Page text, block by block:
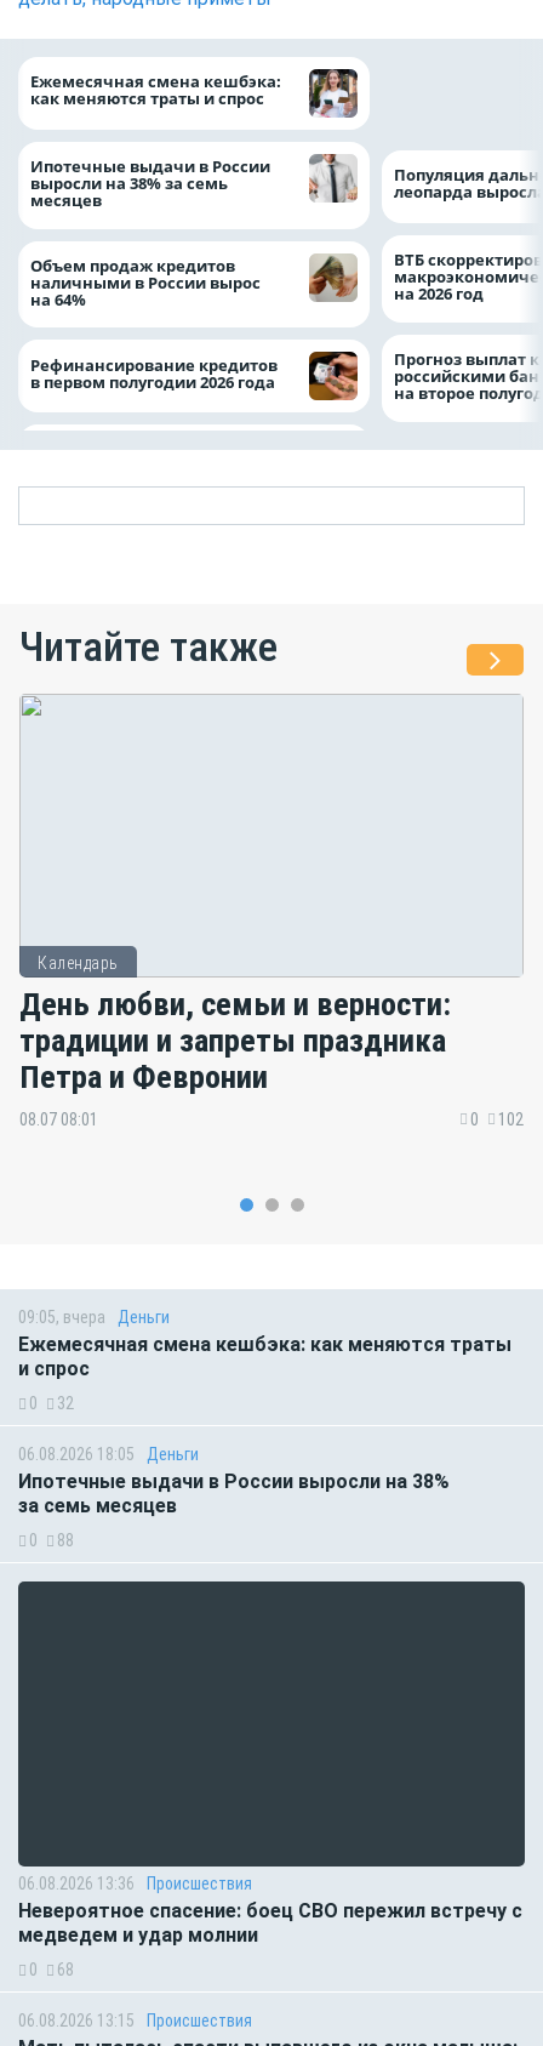
Ежемесячная смена кешбэка:
как меняются траты и спрос
Ипотечные выдачи в России
выросли на 38% за семь
месяцев
Объем продаж кредитов
наличными в России вырос
на 64%
Рефинансирование кредитов
в первом полугодии 2026 года
Популяция
леопарда
ВТБ
на 2026 год
Прогноз выплат
российскими
на второе
Читайте также
Календарь
День любви, семьи и верности:
традиции и запреты праздника
Петра и Февронии
08.07 08:01 0 102
09:05, вчера Деньги
Ежемесячная смена кешбэка: как меняются траты
и спрос
0 32
06.08.2026 18:05 Деньги
Ипотечные выдачи в России выросли на 38%
за семь месяцев
0 88
06.08.2026 13:36 Происшествия
Невероятное спасение: боец СВО пережил встречу с
медведем и удар молнии
0 68
06.08.2026 13:15 Происшествия